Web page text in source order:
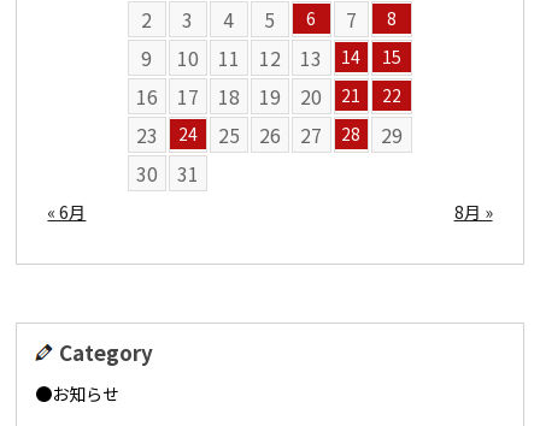
2 3 4 5 6 7 8
9 10 11 12 13 14 15
16 17 18 19 20 21 22
23 24 25 26 27 28
29
30
31
« 6月 8月 »
Category
お知らせ